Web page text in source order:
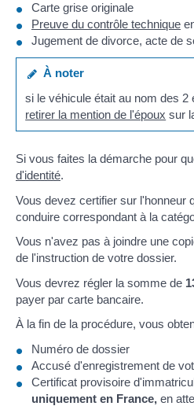
Carte grise originale
Preuve du contrôle technique
Jugement de divorce, acte de
À noter
si le véhicule était au nom des
retirer la mention de l'époux sur
Si vous faites la démarche pour
d'identité.
Vous devez certifier sur l'honneur
conduire correspondant à la
Vous n'avez pas à joindre une
de l'instruction de votre dossier.
Vous devrez régler la somme de
payer par carte bancaire.
À la fin de la procédure, vous
Numéro de dossier
Accusé d'enregistrement de
Certificat provisoire
uniquement en France, en